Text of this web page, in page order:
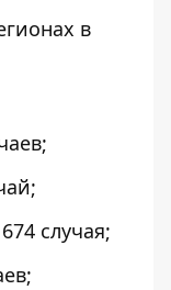
в
случая;